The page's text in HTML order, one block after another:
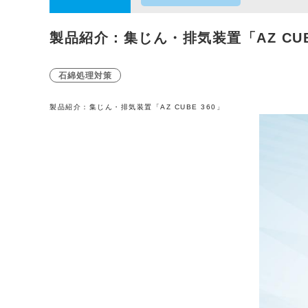
製品紹介：集じん・排気装置「AZ
石綿処理対策
製品紹介：集じん・排気装置「AZ CUBE 360」